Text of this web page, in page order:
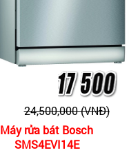
24,500,000 (VNĐ)
Máy rửa bát Bosch
SMS4EVI14E